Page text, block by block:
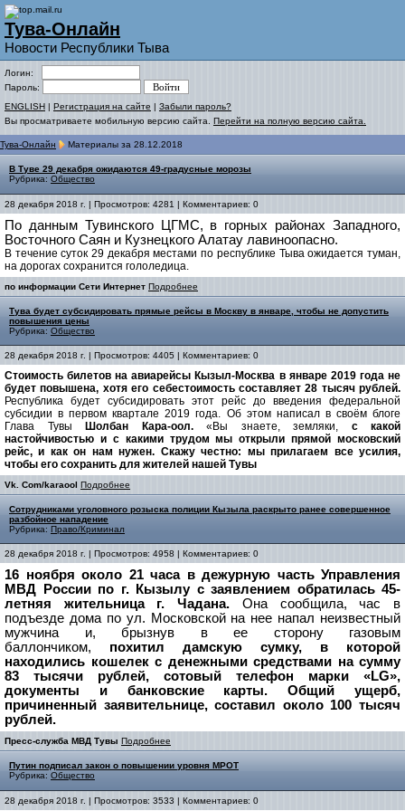
Тува-Онлайн
Новости Республики Тыва
Логин:
Пароль:
ENGLISH | Регистрация на сайте | Забыли пароль?
Вы просматриваете мобильную версию сайта. Перейти на полную версию сайта.
Тува-Онлайн Материалы за 28.12.2018
В Туве 29 декабря ожидаются 49-градусные морозы
Рубрика: Общество
28 декабря 2018 г. | Просмотров: 4281 | Комментариев: 0
По данным Тувинского ЦГМС, в горных районах Западного,
Восточного Саян и Кузнецкого Алатау лавиноопасно.
В течение суток 29 декабря местами по республике Тыва ожидается туман,
на дорогах сохранится гололедица.
по информации Сети Интернет Подробнее
Тува будет субсидировать прямые рейсы в Москву в январе, чтобы не допустить
повышения цены
Рубрика: Общество
28 декабря 2018 г. | Просмотров: 4405 | Комментариев: 0
Стоимость билетов на авиарейсы Кызыл-Москва в январе 2019 года не
будет повышена, хотя его себестоимость составляет 28 тысяч рублей.
Республика будет субсидировать этот рейс до введения федеральной
субсидии в первом квартале 2019 года. Об этом написал в своём блоге
Глава Тувы
Шолбан Кара-оол. «Вы знаете, земляки, с какой
настойчивостью и с какими трудом мы открыли прямой московский
рейс, и как он нам нужен. Скажу честно: мы прилагаем все усилия,
чтобы его сохранить для жителей нашей Тувы
Vk. Com/karaool Подробнее
Сотрудниками уголовного розыска полиции Кызыла раскрыто ранее совершенное
разбойное нападение
Рубрика: Право/Криминал
28 декабря 2018 г. | Просмотров: 4958 | Комментариев: 0
16 ноября около 21 часа в дежурную часть Управления
МВД России по г. Кызылу с заявлением обратилась 45-
летняя жительница г. Чадана. Она сообщила, час в
подъезде дома по ул. Московской на нее напал неизвестный
мужчина и, брызнув в ее сторону газовым
баллончиком, похитил дамскую сумку, в которой
находились кошелек с денежными средствами на сумму
83 тысячи рублей, сотовый телефон марки «LG»,
документы и банковские карты. Общий ущерб,
причиненный заявительнице, составил около 100 тысяч
рублей.
Пресс-служба МВД Тувы Подробнее
Путин подписал закон о повышении уровня МРОТ
Рубрика: Общество
28 декабря 2018 г. | Просмотров: 3533 | Комментариев: 0